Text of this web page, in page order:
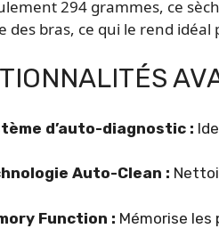
294 grammes, ce
des bras, ce qui le rend
d’auto-diagnostic :
Auto-Clean :
Function : Mémorise